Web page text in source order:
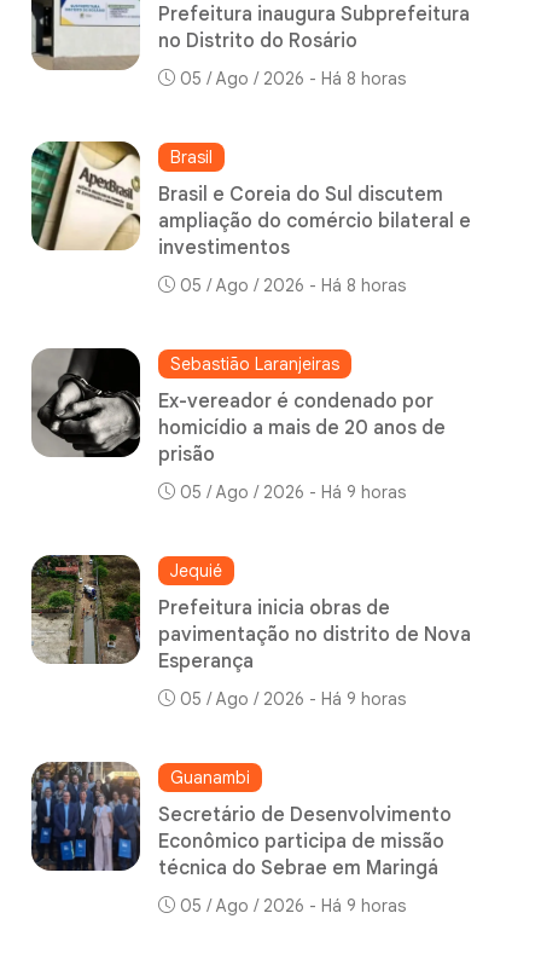
Prefeitura inaugura Subprefeitura
no Distrito do Rosário
05 / Ago / 2026 - Há 8 horas
Brasil
Brasil e Coreia do Sul discutem
ampliação do comércio bilateral e
investimentos
05 / Ago / 2026 - Há 8 horas
Sebastião Laranjeiras
Ex-vereador é condenado por
homicídio a mais de 20 anos de
prisão
05 / Ago / 2026 - Há 9 horas
Jequié
Prefeitura inicia obras de
pavimentação no distrito de Nova
Esperança
05 / Ago / 2026 - Há 9 horas
Guanambi
Secretário de Desenvolvimento
Econômico participa de missão
técnica do Sebrae em Maringá
05 / Ago / 2026 - Há 9 horas